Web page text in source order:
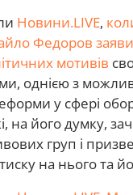
Новини.LIVE,
Федоров
мотивів
однією з
у сфері
на його думку,
груп і
на нього та